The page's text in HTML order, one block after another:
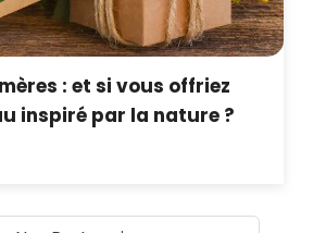
: et si vous offriez
inspiré par la nature ?